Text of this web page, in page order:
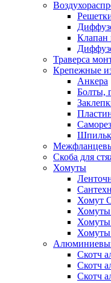
Клапан
Траверса
Крепежные
Анкера
Болты,
Скоба для
Хомуты
Хомут
Хомуты
Хомуты
Хомуты
Скотч
Скотч
Скотч